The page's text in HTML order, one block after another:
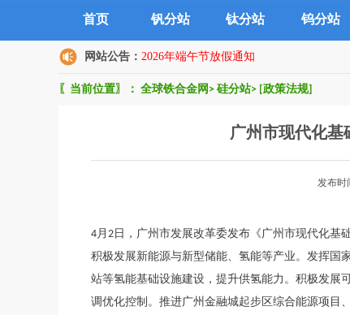
首页 钒分站 钛分站 钨分站
网站公告： 2026年端午节放假通知
〖当前位置〗： 全球铁合金网 > 硅分站> [政策法规]
广州市现代化基
发布时
4月2日，广州市发展改革委发布《广州市现代化基
积极发展新能源与新型储能、氢能等产业。发挥国
站等氢能基础设施建设，提升供氢能力。积极发展
调优化控制。推进广州金融城起步区综合能源项目